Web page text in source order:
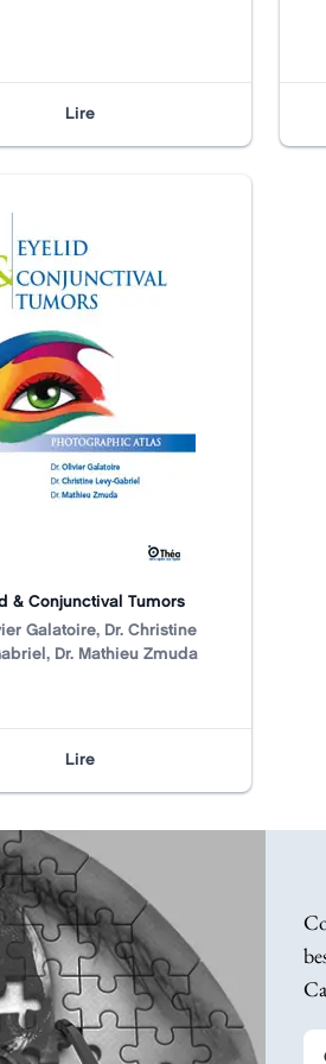
Lire
& Conjunctival Tumors
Galatoire, Dr. Christine
Dr. Mathieu Zmuda
Lire